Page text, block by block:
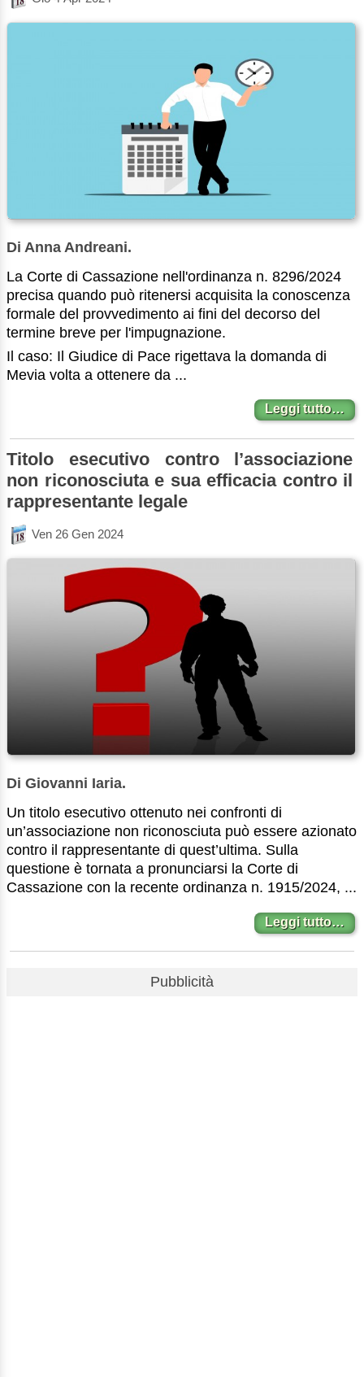
Di Anna Andreani.
La Corte di Cassazione nell'ordinanza n. 8296/2024
precisa quando può ritenersi acquisita la conoscenza
formale del provvedimento ai fini del decorso del
termine breve per l'impugnazione.
Il caso: Il Giudice di Pace rigettava la domanda di
Mevia volta a ottenere da ...
Leggi tutto…
Titolo esecutivo contro l’associazione
non riconosciuta e sua efficacia contro il
rappresentante legale
Ven 26 Gen 2024
Di Giovanni Iaria.
Un titolo esecutivo ottenuto nei confronti di
un’associazione non riconosciuta può essere azionato
contro il rappresentante di quest’ultima. Sulla
questione è tornata a pronunciarsi la Corte di
Cassazione con la recente ordinanza n. 1915/2024, ...
Leggi tutto…
Pubblicità